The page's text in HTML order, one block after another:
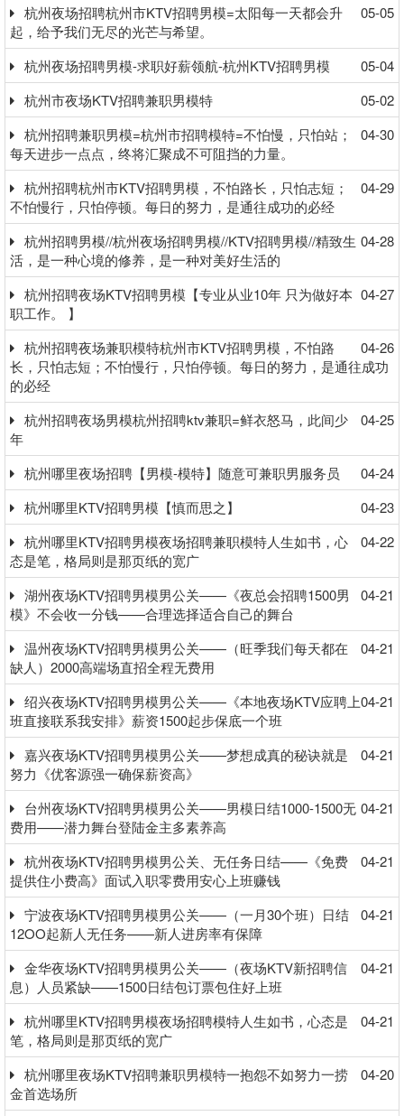
05-05
杭州夜场招聘杭州市KTV招聘男模=太阳每一天都会升
起，给予我们无尽的光芒与希望。
05-04
杭州夜场招聘男模-求职好薪领航-杭州KTV招聘男模
05-02
杭州市夜场KTV招聘兼职男模特
04-30
杭州招聘兼职男模=杭州市招聘模特=不怕慢，只怕站；
每天进步一点点，终将汇聚成不可阻挡的力量。
04-29
杭州招聘杭州市KTV招聘男模，不怕路长，只怕志短；
不怕慢行，只怕停顿。每日的努力，是通往成功的必经
04-28
杭州招聘男模//杭州夜场招聘男模//KTV招聘男模//精致生
活，是一种心境的修养，是一种对美好生活的
04-27
杭州招聘夜场KTV招聘男模【专业从业10年 只为做好本
职工作。 】
04-26
杭州招聘夜场兼职模特杭州市KTV招聘男模，不怕路
长，只怕志短；不怕慢行，只怕停顿。每日的努力，是通往成功
的必经
04-25
杭州招聘夜场男模杭州招聘ktv兼职=鲜衣怒马，此间少
年
04-24
杭州哪里夜场招聘【男模-模特】随意可兼职男服务员
04-23
杭州哪里KTV招聘男模【慎而思之】
04-22
杭州哪里KTV招聘男模夜场招聘兼职模特人生如书，心
态是笔，格局则是那页纸的宽广
04-21
湖州夜场KTV招聘男模男公关——《夜总会招聘1500男
模》不会收一分钱——合理选择适合自己的舞台
04-21
温州夜场KTV招聘男模男公关——（旺季我们每天都在
缺人）2000高端场直招全程无费用
04-21
绍兴夜场KTV招聘男模男公关——《本地夜场KTV应聘上
班直接联系我安排》薪资1500起步保底一个班
04-21
嘉兴夜场KTV招聘男模男公关——梦想成真的秘诀就是
努力《优客源强一确保薪资高》
04-21
台州夜场KTV招聘男模男公关——男模日结1000-1500无
费用——潜力舞台登陆金主多素养高
04-21
杭州夜场KTV招聘男模男公关、无任务日结——《免费
提供住小费高》面试入职零费用安心上班赚钱
04-21
宁波夜场KTV招聘男模男公关——（一月30个班）日结
12OO起新人无任务——新人进房率有保障
04-21
金华夜场KTV招聘男模男公关——（夜场KTV新招聘信
息）人员紧缺——1500日结包订票包住好上班
04-21
杭州哪里KTV招聘男模夜场招聘模特人生如书，心态是
笔，格局则是那页纸的宽广
04-20
杭州哪里夜场KTV招聘兼职男模特一抱怨不如努力一捞
金首选场所